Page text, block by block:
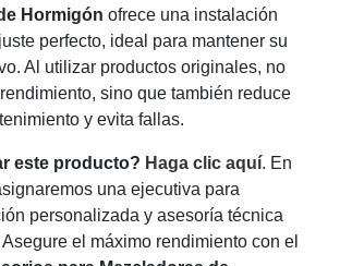
Hormigón ofrece una instalación
perfecto, ideal para mantener su
Al utilizar productos originales, no
sino que también reduce
y evita fallas.
este producto? Haga clic aquí. En
una ejecutiva para
personalizada y asesoría técnica
el máximo rendimiento con el